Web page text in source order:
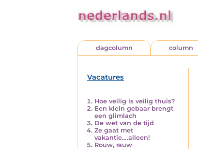
dagcolumn column
Vacatures
Hoe veilig is veilig thuis?
Een klein gebaar brengt
een glimlach
De wet van de tijd
Ze gaat met
vakantie….alleen!
Rouw, rauw